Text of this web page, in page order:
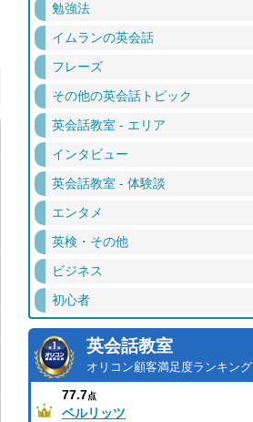
勉強法
イムランの英会話
フレーズ
その他の英会話トピック
英会話教室 - エリア
インタビュー
英会話教室 - 体験談
エンタメ
英検・その他
ビジネス
初心者
英会話教室
オリコン顧客満足度ランキング
77.7点
ベルリッツ